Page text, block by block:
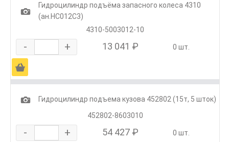
1
Гидроцилиндр подъёма запасного колеса 4310
(ан.HC012C3)
4310-5003012-10
- + 13 041 ₽ 0 шт.
Ä
1
Гидроцилиндр подъема кузова 452802 (15т, 5 шток)
452802-8603010
- + 54 427 ₽ 0 шт.